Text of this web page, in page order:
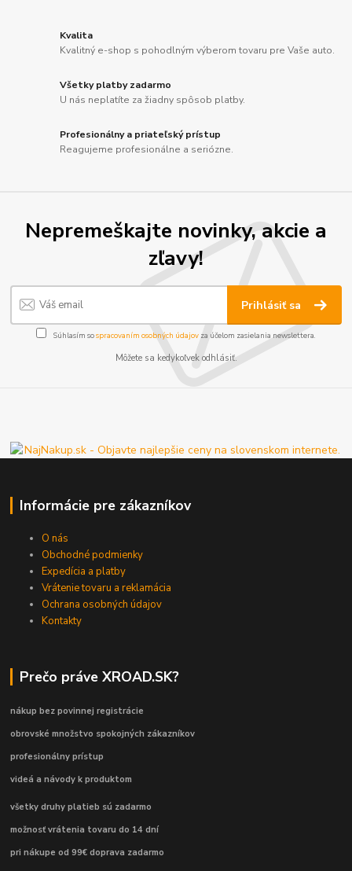
Kvalita
Kvalitný e-shop s pohodlným výberom tovaru pre Vaše auto.
Všetky platby zadarmo
U nás neplatíte za žiadny spôsob platby.
Profesionálny a priateľský prístup
Reagujeme profesionálne a seriózne.
Nepremeškajte novinky, akcie a
zľavy!
Prihlásiť sa
Súhlasím sospracovaním osobných údajov za účelom zasielania newslettera.
Môžete sa kedykoľvek odhlásiť.
Informácie pre zákazníkov
O nás
Obchodné podmienky
Expedícia a platby
Vrátenie tovaru a reklamácia
Ochrana osobných údajov
Kontakty
Prečo práve XROAD.SK?
nákup bez povinnej registrácie
obrovské množstvo spokojných zákazníkov
profesionálny prístup
videá a návody k produktom
všetky druhy platieb sú zadarmo
možnosť vrátenia tovaru do 14 dní
pri nákupe od 99€ doprava zadarmo